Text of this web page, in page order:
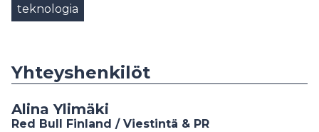
teknologia
Yhteyshenkilöt
Alina Ylimäki
Red Bull Finland / Viestintä & PR